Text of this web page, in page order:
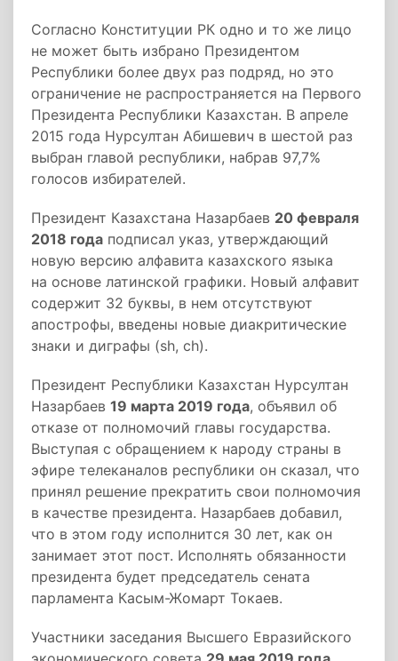
Согласно Конституции РК одно и то же лицо
не может быть избрано Президентом
Республики более двух раз подряд, но это
ограничение не распространяется на Первого
Президента Республики Казахстан. В апреле
2015 года Нурсултан Абишевич в шестой раз
выбран главой республики, набрав 97,7%
голосов избирателей.
Президент Казахстана Назарбаев 20 февраля
2018 года подписал указ, утверждающий
новую версию алфавита казахского языка
на основе латинской графики. Новый алфавит
содержит 32 буквы, в нем отсутствуют
апострофы, введены новые диакритические
знаки и диграфы (sh, ch).
Президент Республики Казахстан Нурсултан
Назарбаев 19 марта 2019 года, объявил об
отказе от полномочий главы государства.
Выступая с обращением к народу страны в
эфире телеканалов республики он сказал, что
принял решение прекратить свои полномочия
в качестве президента. Назарбаев добавил,
что в этом году исполнится 30 лет, как он
занимает этот пост. Исполнять обязанности
президента будет председатель сената
парламента Касым-Жомарт Токаев.
Участники заседания Высшего Евразийского